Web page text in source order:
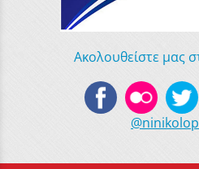
Ακολουθείστε μας